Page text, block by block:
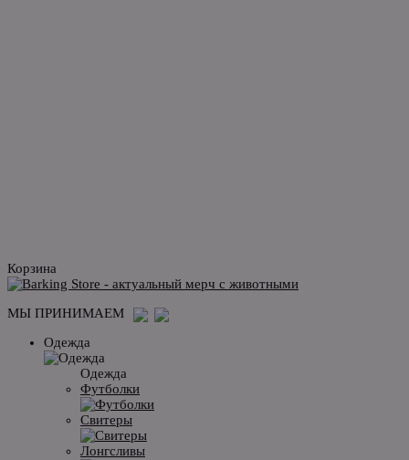
Корзина
МЫ ПРИНИМАЕМ
Одежда
Одежда
Футболки
Свитеры
Лонгсливы